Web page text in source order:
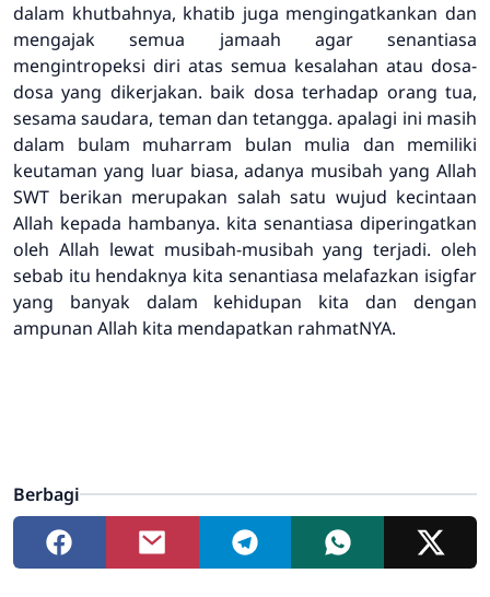
dalam khutbahnya, khatib juga mengingatkankan dan
mengajak semua jamaah agar senantiasa
mengintropeksi diri atas semua kesalahan atau dosa-
dosa yang dikerjakan. baik dosa terhadap orang tua,
sesama saudara, teman dan tetangga. apalagi ini masih
dalam bulam muharram bulan mulia dan memiliki
keutaman yang luar biasa, adanya musibah yang Allah
SWT berikan merupakan salah satu wujud kecintaan
Allah kepada hambanya. kita senantiasa diperingatkan
oleh Allah lewat musibah-musibah yang terjadi. oleh
sebab itu hendaknya kita senantiasa melafazkan isigfar
yang banyak dalam kehidupan kita dan dengan
ampunan Allah kita mendapatkan rahmatNYA.
Berbagi